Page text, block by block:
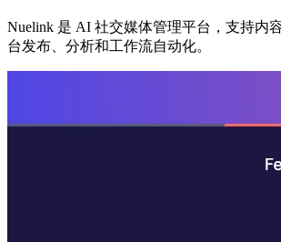
Nuelink 是 AI 社交媒体管理平台，支持内
台发布、分析和工作流自动化。